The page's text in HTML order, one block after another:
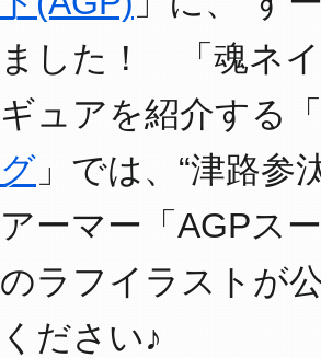
ました！ 「魂ネ
ギュアを紹介する「
グ 」では、“津路
アーマー「AGPス
のラフイラストが
ください♪